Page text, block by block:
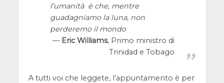
l’umanità è che, mentre
guadagniamo la luna, non
perderemo il mondo
Eric Williams, Primo ministro di
Trinidad e Tobago
A tutti voi che leggete, l’appuntamento è per